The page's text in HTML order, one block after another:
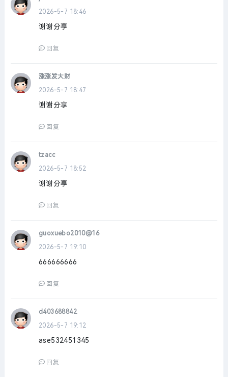
2026-5-7 18:46
谢谢分享
回复
涨涨发大财
2026-5-7 18:47
谢谢分享
回复
tzacc
2026-5-7 18:52
谢谢分享
回复
guoxuebo2010@16
2026-5-7 19:10
666666666
回复
d403688842
2026-5-7 19:12
ase532451345
回复